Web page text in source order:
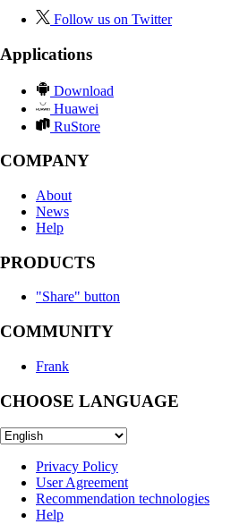
Follow us on Twitter
Applications
Download
Huawei
RuStore
COMPANY
About
News
Help
PRODUCTS
"Share" button
COMMUNITY
Frank
CHOOSE LANGUAGE
Privacy Policy
User Agreement
Recommendation technologies
Help